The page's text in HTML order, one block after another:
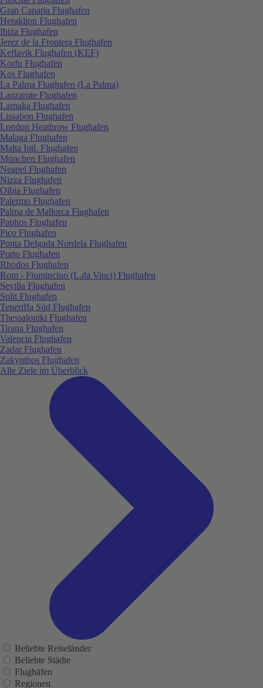
Gran Canaria Flughafen
Heraklion Flughafen
Ibiza Flughafen
Jerez de la Frontera Flughafen
Keflavik Flughafen (KEF)
Korfu Flughafen
Kos Flughafen
La Palma Flughafen (La Palma)
Lanzarote Flughafen
Larnaka Flughafen
Lissabon Flughafen
London Heathrow Flughafen
Malaga Flughafen
Malta Intl. Flughafen
München Flughafen
Neapel Flughafen
Nizza Flughafen
Olbia Flughafen
Palermo Flughafen
Palma de Mallorca Flughafen
Paphos Flughafen
Pico Flughafen
Ponta Delgada Nordela Flughafen
Porto Flughafen
Rhodos Flughafen
Rom - Fiumincino (L.da Vinci) Flughafen
Sevilla Flughafen
Split Flughafen
Teneriffa Süd Flughafen
Thessaloniki Flughafen
Tirana Flughafen
Valencia Flughafen
Zadar Flughafen
Zakynthos Flughafen
Alle Ziele im Überblick
Beliebte Reiseländer
Beliebte Städte
Flughäfen
Regionen